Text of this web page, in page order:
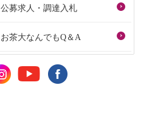
公募求人・調達入札
お茶大なんでもQ＆A